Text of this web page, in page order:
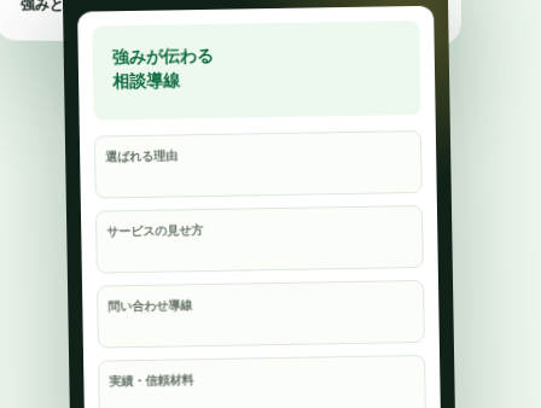
強みと相談の入口を、初めて見る人にも伝わる形へ。
強みが伝わる
相談導線
選ばれる理由
サービスの見せ方
問い合わせ導線
実績・信頼材料